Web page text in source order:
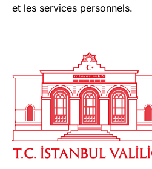
et les services personnels.